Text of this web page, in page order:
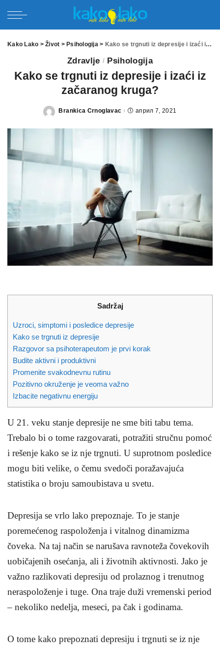
Kako Lako >Život > Psihologija> Kako se trgnuti iz depresije i izaći iz začaranog kruga?
Zdravlje Psihologija
Kako se trgnuti iz depresije i izaći iz
začaranog kruga?
Posted
Brankica Crnoglavac април 7, 2021
Sadržaj
Uzroci, simptomi i posledice depresije
Kako se trgnuti iz depresije
Razgovor sa psihoterapeutom je prvi korak
Budite aktivni i produktivni
Promenite svakodnevnu rutinu
Pozitivno okruženje je veoma važno
Izbacite negativnu energiju
U 21. veku stanje depresije ne sme biti tabu tema.
Trebalo bi o tome razgovarati, potražiti stručnu pomoć
i rešenje kako se iz nje trgnuti. U suprotnom posledice
mogu biti velike, o čemu svedoči poražavajuća
statistika o broju samoubistava u svetu.
Depresija se vrlo lako prepoznaje. To je stanje
poremećenog raspoloženja i vitalnog dinamizma
čoveka. Na taj način se narušava ravnoteža čovekovih
uobičajenih osećanja, ali i životnih aktivnosti. Jako je
važno razlikovati depresiju od prolaznog i trenutnog
neraspoloženje i tuge. Ona traje duži vremenski period
– nekoliko nedelja, meseci, pa čak i godinama.
O tome kako prepoznati depresiju i trgnuti se iz nje